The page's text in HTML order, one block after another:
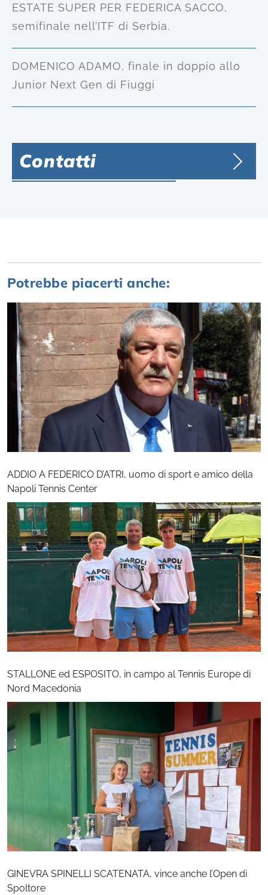
ESTATE SUPER PER FEDERICA SACCO,
semifinale nell’ITF di Serbia.
DOMENICO ADAMO, finale in doppio allo
Junior Next Gen di Fiuggi
Contatti
Potrebbe piacerti anche:
ADDIO A FEDERICO D’ATRI, uomo di sport e amico della
Napoli Tennis Center
STALLONE ed ESPOSITO, in campo al Tennis Europe di
Nord Macedonia
GINEVRA SPINELLI SCATENATA, vince anche l’Open di
Spoltore